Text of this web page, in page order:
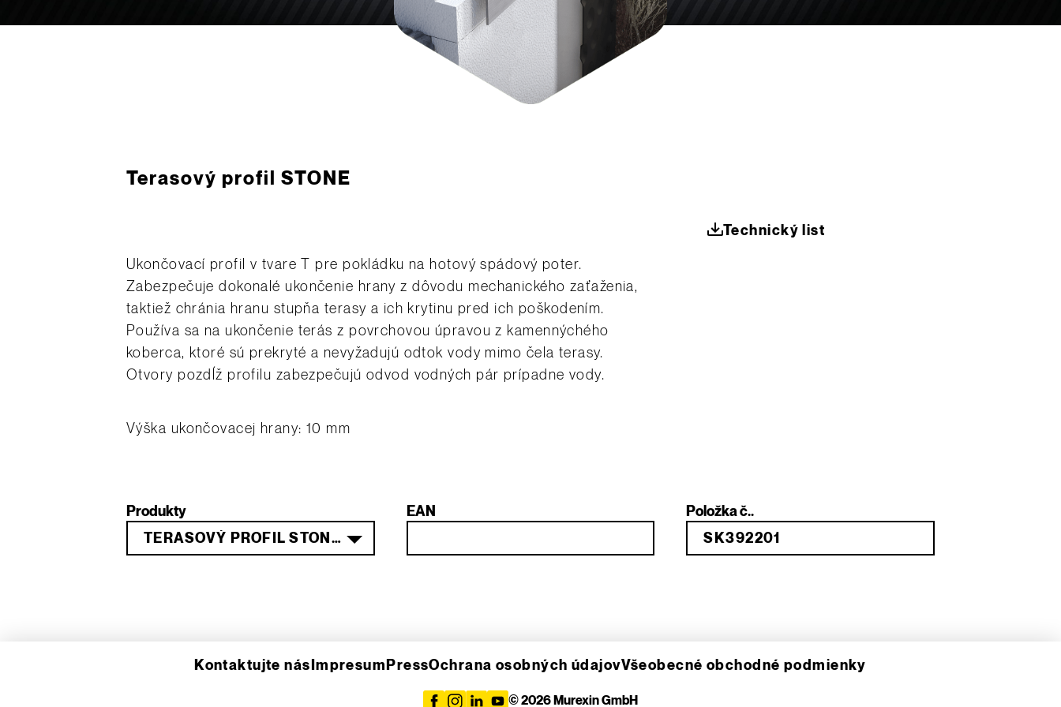
Terasový ­profil STONE
Ukončovací profil v tvare T pre pokládku na hotový spádový poter.
Zabezpečuje dokonalé ukončenie hrany z dôvodu mechanického zaťaženia,
taktiež chránia hranu stupňa terasy a ich krytinu pred ich poškodením.
Používa sa na ukončenie terás z povrchovou úpravou z kamennýchého
koberca, ktoré sú prekryté a nevyžadujú odtok vody mimo čela terasy.
Otvory pozdĺž profilu zabezpečujú odvod vodných pár prípadne vody.
Výška ukončovacej hrany: 10 mm
Technický list
Produkty
TERASOVÝ PROFIL STONE - 2,5 M
EAN Položka č..
Kontaktujte nás Impresum PressOchrana osobných údajovVšeobecné obchodné podmienky
© 2026 Murexin GmbH